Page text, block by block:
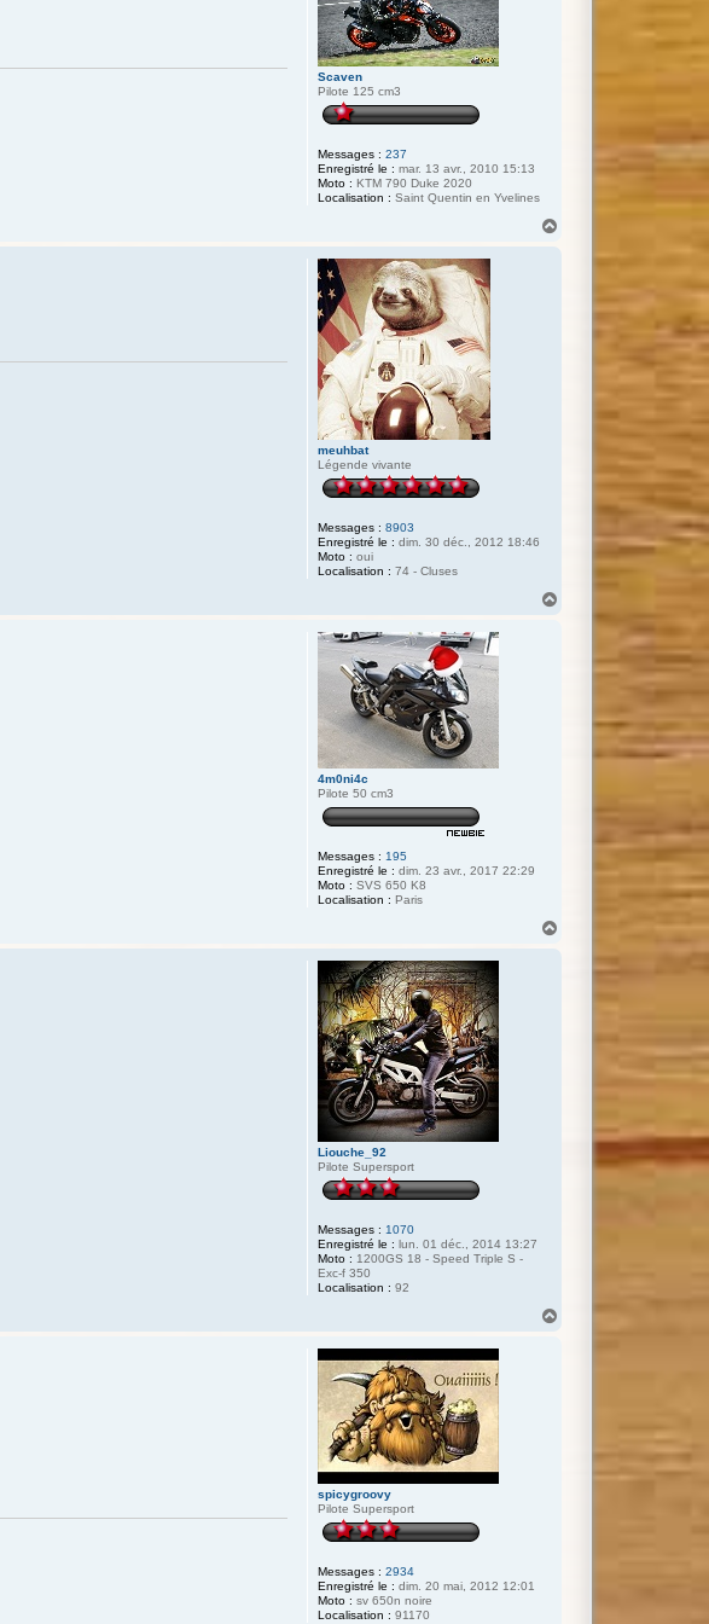
Scaven
Pilote 125 cm3
Messages : 237
Enregistré le : mar. 13 avr., 2010 15:13
Moto : KTM 790 Duke 2020
Localisation : Saint Quentin en Yvelines
meuhbat
Légende vivante
Messages : 8903
Enregistré le : dim. 30 déc., 2012 18:46
Moto : oui
Localisation : 74 - Cluses
4m0ni4c
Pilote 50 cm3
Messages : 195
Enregistré le : dim. 23 avr., 2017 22:29
Moto : SVS 650 K8
Localisation : Paris
Liouche_92
Pilote Supersport
Messages : 1070
Enregistré le : lun. 01 déc., 2014 13:27
Moto : 1200GS 18 - Speed Triple S -
Exc-f 350
Localisation : 92
spicygroovy
Pilote Supersport
Messages : 2934
Enregistré le : dim. 20 mai, 2012 12:01
Moto : sv 650n noire
Localisation : 91170